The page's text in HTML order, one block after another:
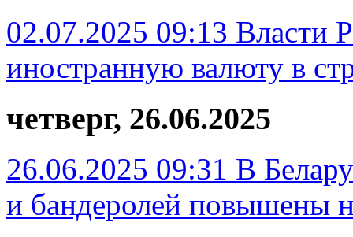
02.07.2025 09:13 Власти
иностранную валюту в
четверг, 26.06.2025
26.06.2025 09:31 В
и бандеролей повышены